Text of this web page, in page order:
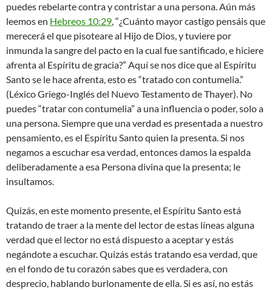
puedes rebelarte contra y contristar a una persona. Aún más
leemos en Hebreos 10:29, “¿Cuánto mayor castigo pensáis que
merecerá el que pisoteare al Hijo de Dios, y tuviere por
inmunda la sangre del pacto en la cual fue santificado, e hiciere
afrenta al Espíritu de gracia?” Aquí se nos dice que al Espíritu
Santo se le hace afrenta, esto es “tratado con contumelia.”
(Léxico Griego-Inglés del Nuevo Testamento de Thayer). No
puedes “tratar con contumelia” a una influencia o poder, solo a
una persona. Siempre que una verdad es presentada a nuestro
pensamiento, es el Espíritu Santo quien la presenta. Si nos
negamos a escuchar esa verdad, entonces damos la espalda
deliberadamente a esa Persona divina que la presenta; le
insultamos. ​
Quizás, en este momento presente, el Espíritu Santo está
tratando de traer a la mente del lector de estas líneas alguna
verdad que el lector no está dispuesto a aceptar y estás
negándote a escuchar. Quizás estás tratando esa verdad, que
en el fondo de tu corazón sabes que es verdadera, con
desprecio, hablando burlonamente de ella. Si es así, no estás